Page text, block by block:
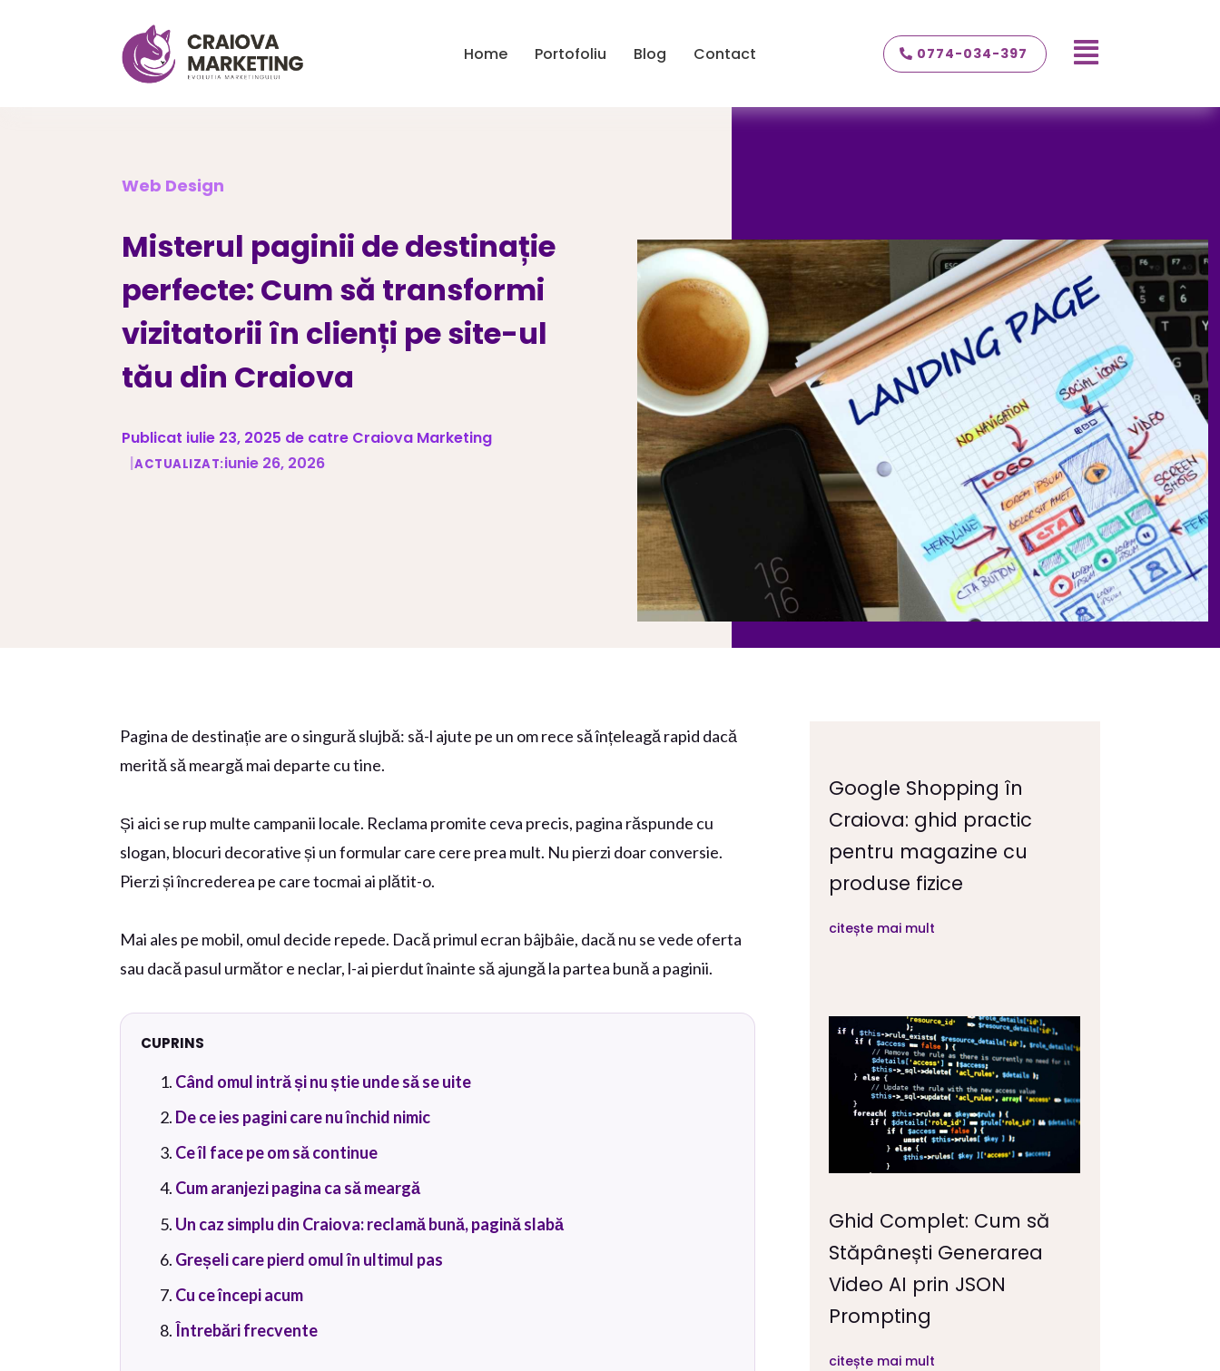
Home Portofoliu Blog Contact 0774-034-397 
Web Design
Misterul paginii de destinație
perfecte: Cum să transformi
vizitatorii în clienți pe site-ul
tău din Craiova
Publicat iulie 23, 2025 de catre Craiova Marketing
|ACTUALIZAT:iunie 26, 2026
Pagina de destinație are o singură slujbă: să-l ajute pe un om rece să înțeleagă rapid dacă
merită să meargă mai departe cu tine.
Și aici se rup multe campanii locale. Reclama promite ceva precis, pagina răspunde cu
slogan, blocuri decorative și un formular care cere prea mult. Nu pierzi doar conversie.
Pierzi și încrederea pe care tocmai ai plătit-o.
Mai ales pe mobil, omul decide repede. Dacă primul ecran bâjbâie, dacă nu se vede oferta
sau dacă pasul următor e neclar, l-ai pierdut înainte să ajungă la partea bună a paginii.
CUPRINS
Când omul intră și nu știe unde să se uite
De ce ies pagini care nu închid nimic
Ce îl face pe om să continue
Cum aranjezi pagina ca să meargă
Un caz simplu din Craiova: reclamă bună, pagină slabă
Greșeli care pierd omul în ultimul pas
Cu ce începi acum
Întrebări frecvente
Google Shopping în
Craiova: ghid practic
pentru magazine cu
produse fizice
citește mai mult
Ghid Complet: Cum să
Stăpânești Generarea
Video AI prin JSON
Prompting
citește mai mult